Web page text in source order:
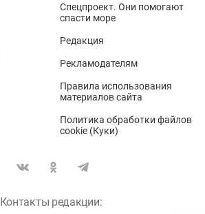
Спецпроект. Они помогают
спасти море
Редакция
Рекламодателям
Правила использования
материалов сайта
Политика обработки файлов
cookie (Куки)
Контакты редакции: